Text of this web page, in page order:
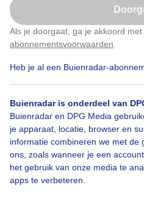
Als je doorgaat, ga je akkoord met
abonnementsvoorwaarden
Heb je al een Buienradar-
Buienradar is onderdeel van
Buienradar en DPG Media
je apparaat, locatie, browser en
informatie combineren we met de
ons, zoals wanneer je een
het gebruik van onze media te
apps te verbeteren.
Kleur van gevels op deze
Door: ria brasser Gemaakt: 02-03-
Bekijk slideshow
Klik hierom dit